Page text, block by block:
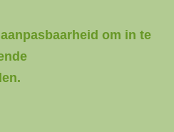
om in te